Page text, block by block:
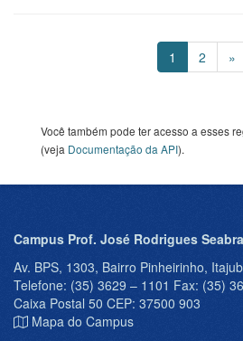
1 2 »
Você também pode ter acesso a esses
(veja Documentação da API).
Campus Prof. José Rodrigues
Av. BPS, 1303, Bairro Pinheirinho,
Telefone: (35) 3629 – 1101 Fax: (35)
Caixa Postal 50 CEP: 37500 903
Mapa do Campus